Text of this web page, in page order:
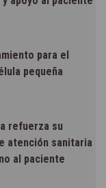
para el
pequeña
refuerza su
atención sanitaria
al paciente